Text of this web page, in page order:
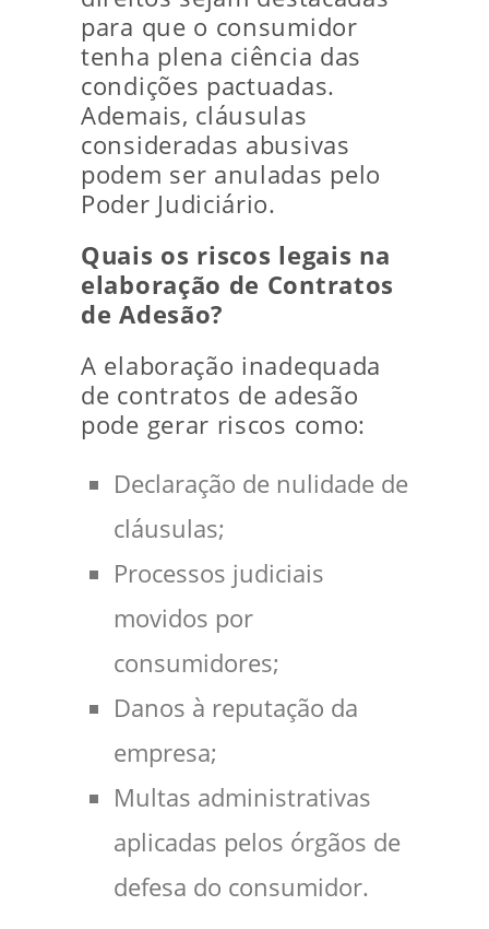
para que o consumidor
tenha plena ciência das
condições pactuadas.
Ademais, cláusulas
consideradas abusivas
podem ser anuladas pelo
Poder Judiciário.
Quais os riscos legais na
elaboração de Contratos
de Adesão?
A elaboração inadequada
de contratos de adesão
pode gerar riscos como:
Declaração de nulidade de
cláusulas;
Processos judiciais
movidos por
consumidores;
Danos à reputação da
empresa;
Multas administrativas
aplicadas pelos órgãos de
defesa do consumidor.